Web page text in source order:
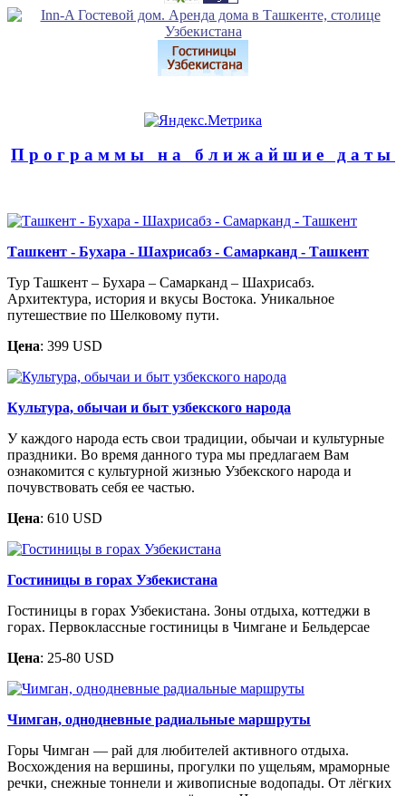
Программы на ближайшие даты
Ташкент - Бухара - Шахрисабз - Самарканд - Ташкент
Тур Ташкент – Бухара – Самарканд – Шахрисабз.
Архитектура, история и вкусы Востока. Уникальное
путешествие по Шелковому пути.
Цена: 399 USD
Культура, обычаи и быт узбекского народа
У каждого народа есть свои традиции, обычаи и культурные
праздники. Во время данного тура мы предлагаем Вам
ознакомится с культурной жизнью Узбекского народа и
почувствовать себя ее частью.
Цена: 610 USD
Гостиницы в горах Узбекистана
Гостиницы в горах Узбекистана. Зоны отдыха, коттеджи в
горах. Первоклассные гостиницы в Чимгане и Бельдерсае
Цена: 25-80 USD
Чимган, однодневные радиальные маршруты
Горы Чимган — рай для любителей активного отдыха.
Восхождения на вершины, прогулки по ущельям, мраморные
речки, снежные тоннели и живописные водопады. От лёгких